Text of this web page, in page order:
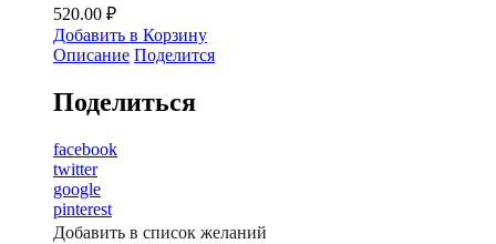
520.00 ₽
Добавить в Корзину
Описание Поделится
Поделиться
facebook
twitter
google
pinterest
Добавить в список желаний